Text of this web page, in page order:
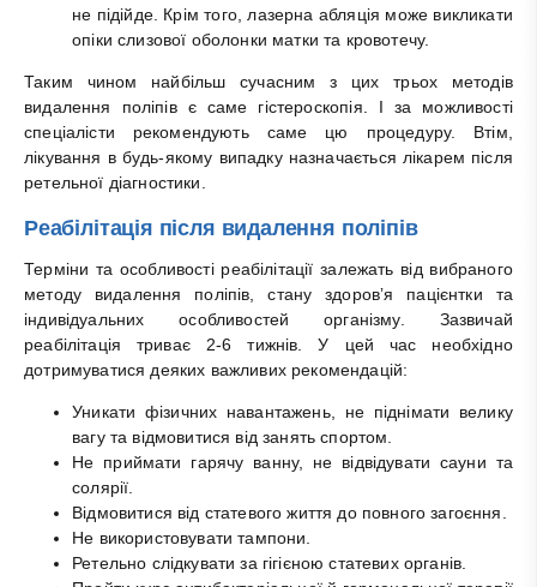
не підійде. Крім того, лазерна абляція може викликати
опіки слизової оболонки матки та кровотечу.
Таким чином найбільш сучасним з цих трьох методів
видалення поліпів є саме гістероскопія. І за можливості
спеціалісти рекомендують саме цю процедуру. Втім,
лікування в будь-якому випадку назначається лікарем після
ретельної діагностики.
Реабілітація після видалення поліпів
Терміни та особливості реабілітації залежать від вибраного
методу видалення поліпів, стану здоровʼя пацієнтки та
індивідуальних особливостей організму. Зазвичай
реабілітація триває 2-6 тижнів. У цей час необхідно
дотримуватися деяких важливих рекомендацій:
Уникати фізичних навантажень, не піднімати велику
вагу та відмовитися від занять спортом.
Не приймати гарячу ванну, не відвідувати сауни та
солярії.
Відмовитися від статевого життя до повного загоєння.
Не використовувати тампони.
Ретельно слідкувати за гігієною статевих органів.